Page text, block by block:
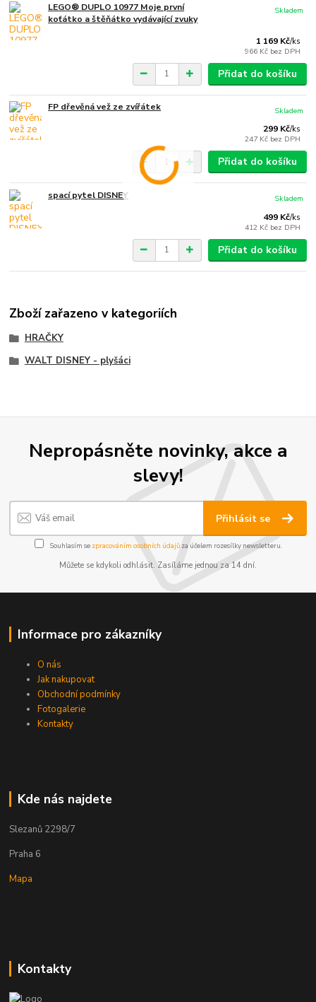
LEGO® DUPLO 10977 Moje první
koťátko a štěňátko vydávající zvuky
1 169 Kč/ks
966 Kč bez DPH
Skladem
Přidat do košíku
FP dřevěná vež ze zvířátek
299 Kč/ks
247 Kč bez DPH
Skladem
Přidat do košíku
spací pytel DISNEY
499 Kč/ks
412 Kč bez DPH
Skladem
Přidat do košíku
Zboží zařazeno v kategoriích
HRAČKY
WALT DISNEY - plyšáci
Nepropásněte novinky, akce a
slevy!
Přihlásit se
Souhlasím se zpracováním osobních údajůza účelem rozesílky newsletteru.
Můžete se kdykoli odhlásit. Zasíláme jednou za 14 dní.
Informace pro zákazníky
O nás
Jak nakupovat
Obchodní podmínky
Fotogalerie
Kontakty
Kde nás najdete
Slezanů 2298/7
Praha 6
Mapa
Kontakty